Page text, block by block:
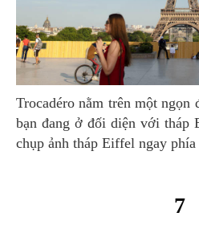
Trocadéro nằm trên một ngọn đồi, nên có cảm giác như
bạn đang ở đối diện với tháp
chụp ảnh tháp Eiffel ngay
7